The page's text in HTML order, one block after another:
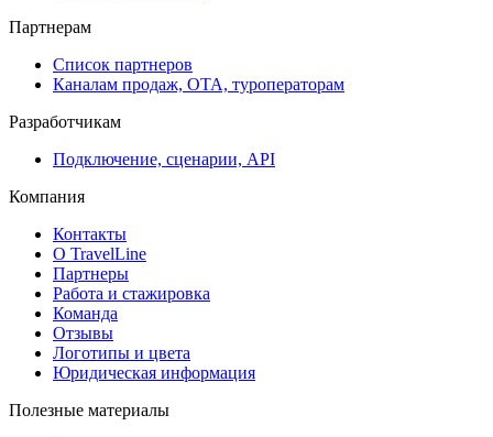
Партнерам
Список партнеров
Каналам продаж, ОТА, туроператорам
Разработчикам
Подключение, сценарии, API
Компания
Контакты
О TravelLine
Партнеры
Работа и стажировка
Команда
Отзывы
Логотипы и цвета
Юридическая информация
Полезные материалы